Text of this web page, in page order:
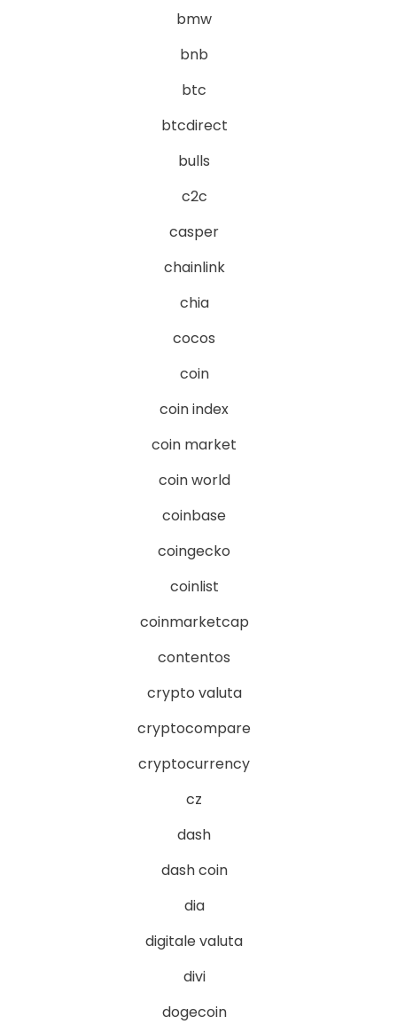
bmw
bnb
btc
btcdirect
bulls
c2c
casper
chainlink
chia
cocos
coin
coin index
coin market
coin world
coinbase
coingecko
coinlist
coinmarketcap
contentos
crypto valuta
cryptocompare
cryptocurrency
cz
dash
dash coin
dia
digitale valuta
divi
dogecoin